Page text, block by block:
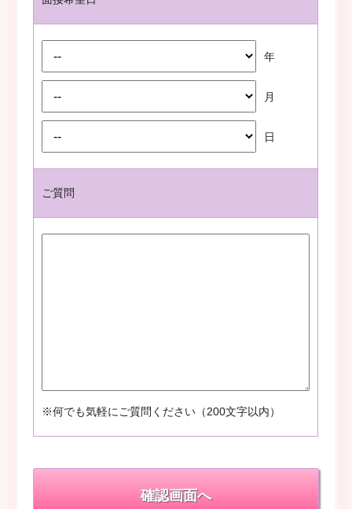
年
月
日
ご質問
※何でも気軽にご質問ください（200文字以内）
確認画面へ